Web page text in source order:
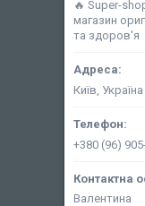
🔥 Super-
магазин
та здоров'я
Київ, Україна
+380 (96)
Валентина